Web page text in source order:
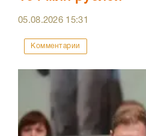
05.08.2026 15:31
Комментарии